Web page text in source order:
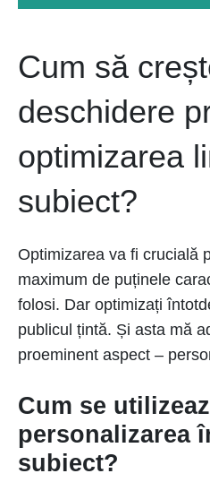
Cum să
deschidere
optimizarea
subiect?
Optimizarea va fi crucială
maximum de puținele
folosi. Dar optimizați
publicul țintă. Și asta mă
proeminent aspect –
Cum se
personalizarea
subiect?